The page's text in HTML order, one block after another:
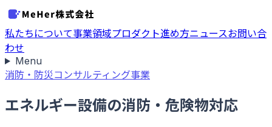
私たちについて事業領域プロダクト進め方ニュースお問い合
わせ
Menu
消防・防災コンサルティング事業
エネルギー設備の消防・危険物対応